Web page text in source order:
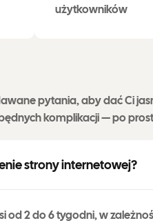
użytkowników
pytania, aby dać Ci
komplikacji — po
strony internetowej?
od 2 do 6 tygodni, w